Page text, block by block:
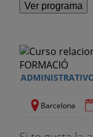
Ver programa
Barcelona